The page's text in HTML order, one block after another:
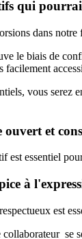
qui
dans
le biais de
facilement
vous serez
et
est essentiel
à
est
se